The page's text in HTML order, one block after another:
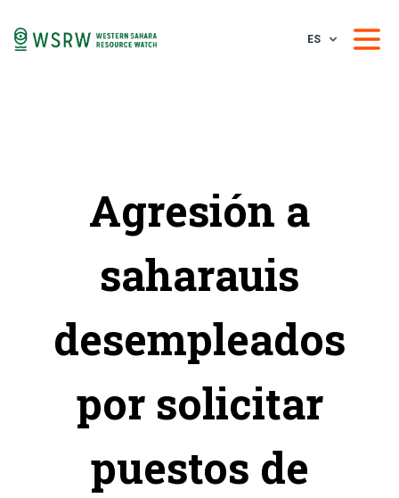
ES
Agresión a
saharauis
desempleados
por solicitar
puestos de